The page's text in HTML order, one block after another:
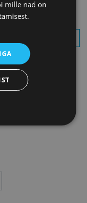
mille nad on